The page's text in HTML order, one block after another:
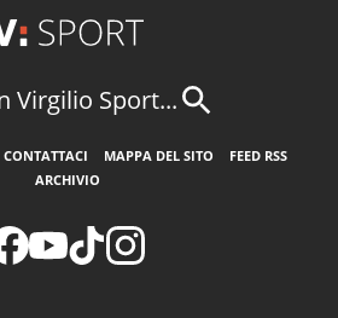
Virgilio Sport...
CONTATTACI MAPPA DEL SITO
FEED RSS
ARCHIVIO